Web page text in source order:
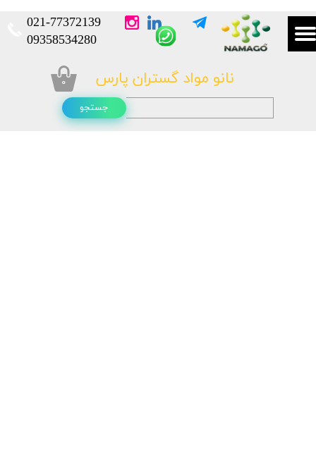
نانو مواد گستران پارس
021-77372139​​​​​​​
​​​​​​​09358534280
جستجو
۰